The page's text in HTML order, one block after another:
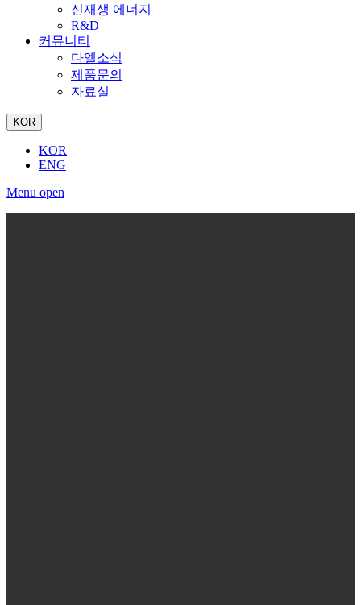
신재생 에너지
R&D
커뮤니티
다엘소식
제품문의
자료실
KOR
KOR
ENG
Menu open